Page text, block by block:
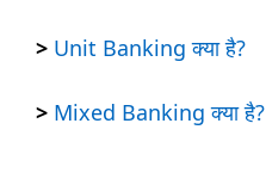
> Unit Banking क्या है?
> Mixed Banking क्या है?